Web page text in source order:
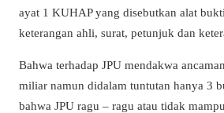
ayat 1 KUHAP yang disebutkan alat
keterangan ahli, surat, petunjuk dan
Bahwa terhadap JPU mendakwa
miliar namun didalam tuntutan hanya 3
bahwa JPU ragu – ragu atau tidak